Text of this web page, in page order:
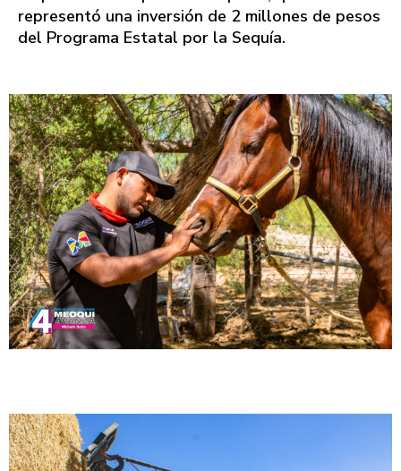
representó una inversión de 2 millones de pesos
del Programa Estatal por la Sequía.